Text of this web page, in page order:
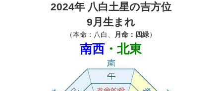
2024年 八白土星の吉方位
9月生まれ
（本命：八白、 月命：四緑）
南西 ・北東